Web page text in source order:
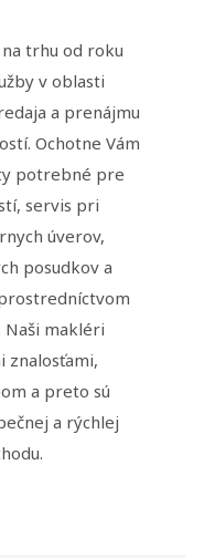
trhu od roku
v oblasti
a prenájmu
Ochotne Vám
potrebné pre
servis pri
úverov,
posudkov a
Naši makléri
znalosťami,
a preto sú
a rýchlej